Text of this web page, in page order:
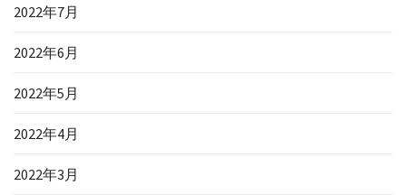
2022年7月
2022年6月
2022年5月
2022年4月
2022年3月